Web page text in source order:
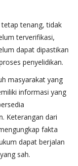
tenang, tidak
terverifikasi,
dapat dipastikan
penyelidikan.
masyarakat yang
informasi yang
Keterangan dari
fakta
dapat berjalan
sah.